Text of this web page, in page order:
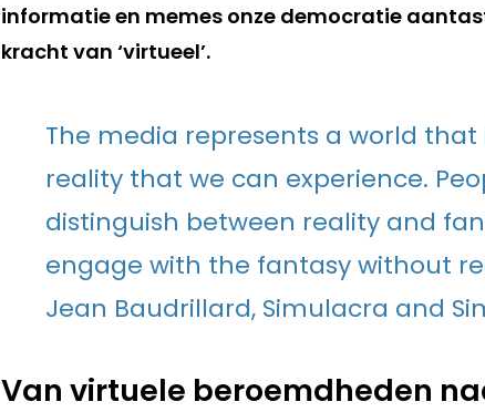
informatie en memes onze democratie
kracht van ‘virtueel’.
The media represents a world
reality that we can experience.
distinguish between reality and
engage with the fantasy without
Jean Baudrillard, Simulacra and
Van virtuele beroemdheden